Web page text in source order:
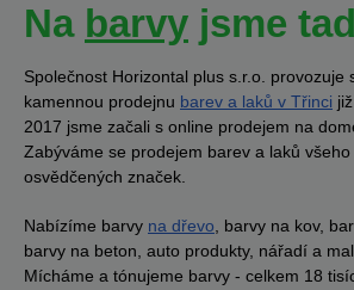
Na barvy jsme
Společnost Horizontal plus s.r.o. provozuje
kamennou prodejnu barev a laků v Třinci
2017 jsme začali s online prodejem na
Zabýváme se prodejem barev a laků
osvědčených značek.
Nabízíme barvy na dřevo, barvy na kov,
barvy na beton, auto produkty, nářadí a
Mícháme a tónujeme barvy - celkem 18